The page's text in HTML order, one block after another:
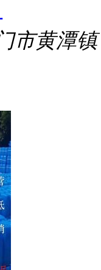
市黄潭镇